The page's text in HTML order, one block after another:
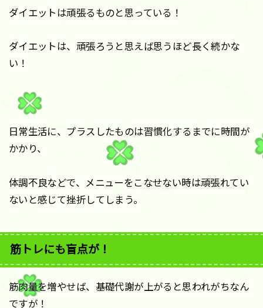
ダイエットは頑張るものと思っている！
ダイエットは、頑張ろうと思えば思うほど長く続かな
い！
日常生活に、プラスしたものは習慣化するまでに時間が
かかり、
体調不良などで、メニューをこなせない時は頑張れてい
ないと感じて挫折してしまう。
筋トレにも盲点が！
筋肉量を増やせば、基礎代謝が上がると思われがちなん
ですが！